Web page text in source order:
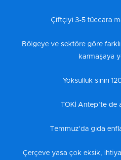
Çiftçiyi 3-5 tüccara
Bölgeye ve sektöre göre
karmaşaya
Yoksulluk sınırı
TOKİ Antep’te de
Temmuz’da gıda
Çerçeve yasa çok eksik,